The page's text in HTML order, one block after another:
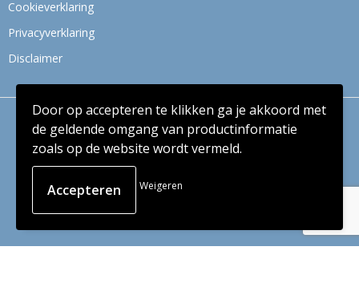
Cookieverklaring
Privacyverklaring
Disclaimer
© Copyright Context BV 2024
Door op accepteren te klikken ga je akkoord met
de geldende omgang van productinformatie
zoals op de website wordt vermeld.
Weigeren